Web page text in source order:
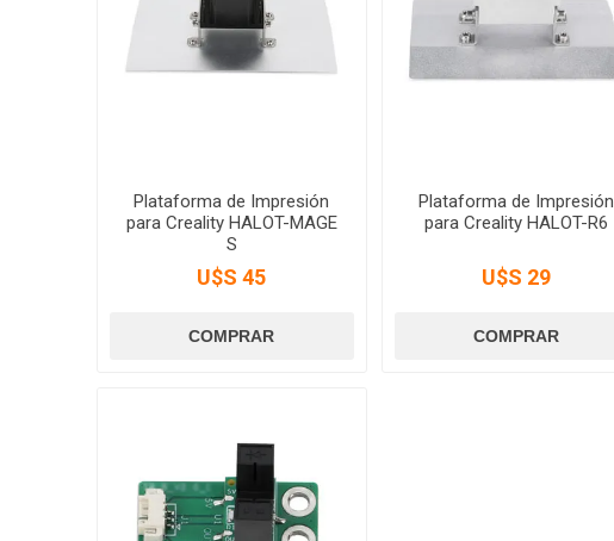
Plataforma de Impresión
para Creality HALOT-MAGE
S
U$S 45
Plataforma de Impresión
para Creality HALOT-R6
U$S 29